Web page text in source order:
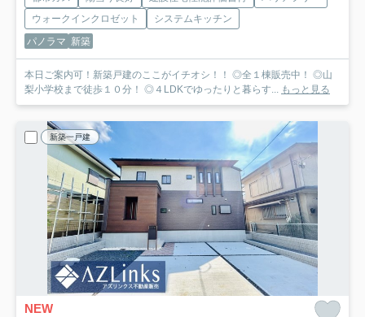
ウォークインクロゼット
システムキッチン
パノラマ 新築
本日ご案内可！新築戸建のここがイチオシ！！ ◎全１棟販売中！ ◎山
梨小学校まで徒歩１０分！ ◎４LDKでゆったりと暮らす... もっと見る
新築一戸建
NEW